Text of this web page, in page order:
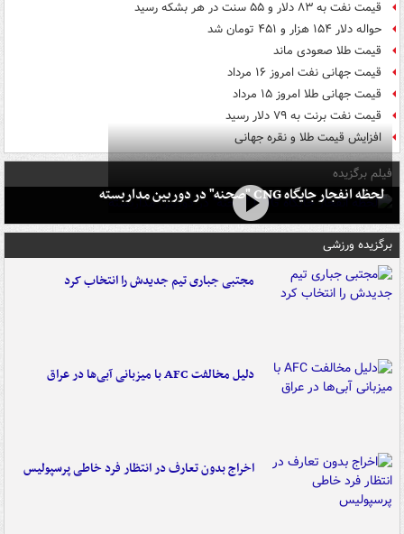
قیمت نفت به ۸۳ دلار و ۵۵ سنت در هر بشکه رسید
حواله دلار ۱۵۴ هزار و ۴۵۱ تومان شد
قیمت طلا صعودی ماند
قیمت جهانی نفت امروز ۱۶ مرداد
قیمت جهانی طلا امروز ۱۵ مرداد
قیمت نفت برنت به ۷۹ دلار رسید
افزایش قیمت طلا و نقره جهانی
فیلم برگزیده
لحظه انفجار جایگاه CNG "صحنه" در دوربین مداربسته
برگزیده ورزشی
مجتبی جباری تیم جدیدش را انتخاب کرد
دلیل مخالفت AFC با میزبانی آبی‌ها در عراق
اخراج بدون تعارف در انتظار فرد خاطی پرسپولیس